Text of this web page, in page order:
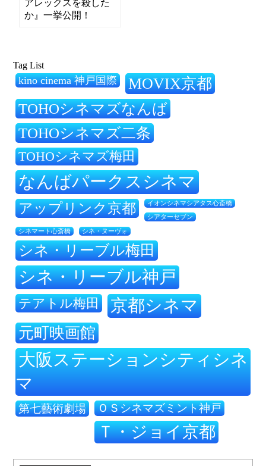
アレックスを殺した
か』一挙公開！
Tag List
kino cinema 神戸国際 MOVIX京都
TOHOシネマズなんば
TOHOシネマズ二条
TOHOシネマズ梅田
なんばパークスシネマ
アップリンク京都 イオンシネマシアタス心斎橋
シアターセブン
シネマート心斎橋 シネ・ヌーヴォ
シネ・リーブル梅田
シネ・リーブル神戸
テアトル梅田 京都シネマ
元町映画館
大阪ステーションシティシネ
マ
第七藝術劇場 ＯＳシネマズミント神戸
Ｔ・ジョイ京都